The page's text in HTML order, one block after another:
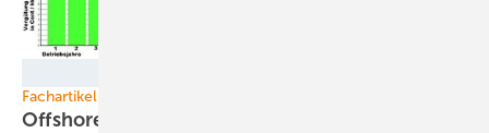
Fachartikel
Offshore-Windenergie in Deutschland: Die